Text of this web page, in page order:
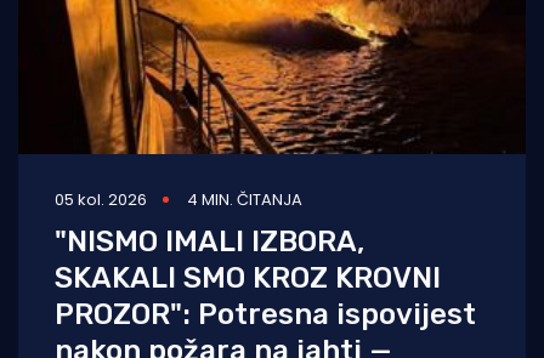
05 kol. 2026 4 MIN. ČITANJA
"NISMO IMALI IZBORA,
SKAKALI SMO KROZ KROVNI
PROZOR": Potresna ispovijest
nakon požara na jahti —